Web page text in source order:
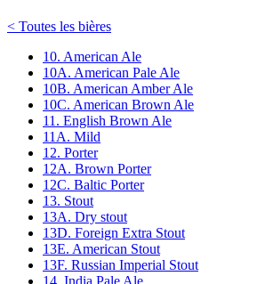
< Toutes les bières
10. American Ale
10A. American Pale Ale
10B. American Amber Ale
10C. American Brown Ale
11. English Brown Ale
11A. Mild
12. Porter
12A. Brown Porter
12C. Baltic Porter
13. Stout
13A. Dry stout
13D. Foreign Extra Stout
13E. American Stout
13F. Russian Imperial Stout
14. India Pale Ale